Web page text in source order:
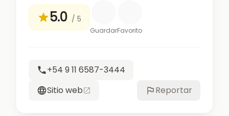
5.0 / 5
GuardarFavorito
+54 9 11 6587-3444
Sitio web
Reportar